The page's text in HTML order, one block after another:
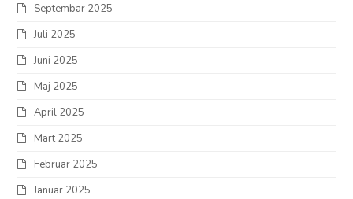
Septembar 2025
Juli 2025
Juni 2025
Maj 2025
April 2025
Mart 2025
Februar 2025
Januar 2025